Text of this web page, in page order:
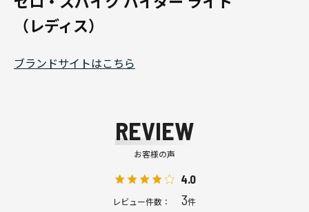
（レディス）
ブランドサイトはこちら
REVIEW
お客様の声
4.0
レビュー件数： 3件